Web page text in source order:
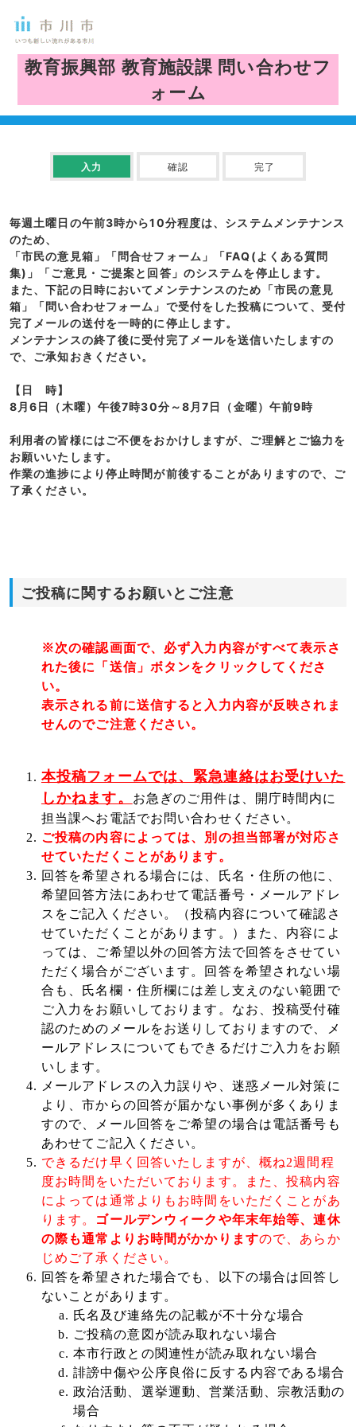
教育振興部 教育施設課 問い合わせフ
ォーム
入力 確認 完了
毎週土曜日の午前3時から10分程度は、システムメンテナンス
のため、
「市民の意見箱」「問合せフォーム」「FAQ(よくある質問
集)」「ご意見・ご提案と回答」のシステムを停止します。
また、下記の日時においてメンテナンスのため「市民の意見
箱」「問い合わせフォーム」で受付をした投稿について、受付
完了メールの送付を一時的に停止します。
メンテナンスの終了後に受付完了メールを送信いたしますの
で、ご承知おきください。
【日 時】
8月6日（木曜）午後7時30分～8月7日（金曜）午前9時
利用者の皆様にはご不便をおかけしますが、ご理解とご協力を
お願いいたします。
作業の進捗により停止時間が前後することがありますので、ご
了承ください。
ご投稿に関するお願いとご注意
※次の確認画面で、必ず入力内容がすべて表示さ
れた後に「送信」ボタンをクリックしてくださ
い。
表示される前に送信すると入力内容が反映されま
せんのでご注意ください。
本投稿フォームでは、緊急連絡はお受けいた
しかねます。
お急ぎのご用件は、開庁時間内に
担当課へお電話でお問い合わせください。
ご投稿の内容によっては、別の担当部署が対応さ
せていただくことがあります。
回答を希望される場合には、氏名・住所の他に、
希望回答方法にあわせて電話番号・メールアドレ
スをご記入ください。（投稿内容について確認さ
せていただくことがあります。）また、内容によ
っては、ご希望以外の回答方法で回答をさせてい
ただく場合がございます。回答を希望されない場
合も、氏名欄・住所欄には差し支えのない範囲で
ご入力をお願いしております。なお、投稿受付確
認のためのメールをお送りしておりますので、メ
ールアドレスについてもできるだけご入力をお願
いします。
メールアドレスの入力誤りや、迷惑メール対策に
より、市からの回答が届かない事例が多くありま
すので、メール回答をご希望の場合は電話番号も
あわせてご記入ください。
できるだけ早く回答いたしますが、概ね2週間程
度お時間をいただいております。また、投稿内容
によっては通常よりもお時間をいただくことがあ
ります。 ゴールデンウィークや年末年始等、連休
の際も通常よりお時間がかかりますので、あらか
じめご了承ください。
回答を希望された場合でも、以下の場合は回答し
ないことがあります。
氏名及び連絡先の記載が不十分な場合
ご投稿の意図が読み取れない場合
本市行政との関連性が読み取れない場合
誹謗中傷や公序良俗に反する内容である場合
政治活動、選挙運動、営業活動、宗教活動の
場合